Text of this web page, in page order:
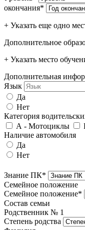
окончания*
+ Указать еще одно
Дополнительное
+ Указать место
Дополнительная
Язык
Да
Нет
Категория
А - Мотоциклы
Наличие автомобиля
Да
Нет
Знание ПК*
Семейное положение
Семейное положение*
Состав семьи
Родственник № 1
Степень родства